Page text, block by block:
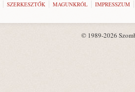
SZERKESZTŐK MAGUNKRÓL IMPRESSZUM
© 1989-2026